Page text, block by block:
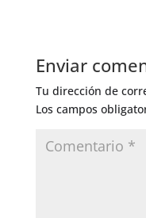
Enviar
Tu dirección de
Los campos